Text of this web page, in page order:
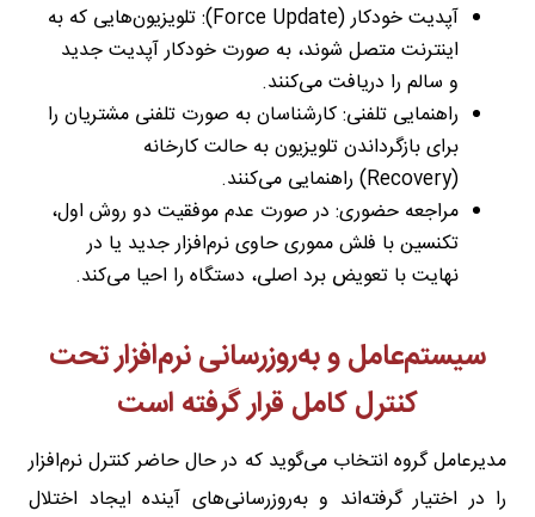
آپدیت خودکار (Force Update): تلویزیون‌هایی که به
اینترنت متصل شوند، به صورت خودکار آپدیت جدید
و سالم را دریافت می‌کنند.
راهنمایی تلفنی: کارشناسان به صورت تلفنی مشتریان را
برای بازگرداندن تلویزیون به حالت کارخانه
(Recovery) راهنمایی می‌کنند.
مراجعه حضوری: در صورت عدم موفقیت دو روش اول،
تکنسین با فلش مموری حاوی نرم‌افزار جدید یا در
نهایت با تعویض برد اصلی، دستگاه را احیا می‌کند.
سیستم‌عامل و به‌روزرسانی نرم‌افزار تحت
کنترل کامل قرار گرفته است
مدیرعامل گروه انتخاب می‌گوید که در حال حاضر کنترل نرم‌افزار
را در اختیار گرفته‌اند و به‌روزرسانی‌های آینده ایجاد اختلال